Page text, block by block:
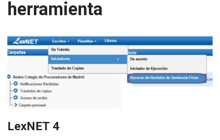
herramienta
LexNET 4